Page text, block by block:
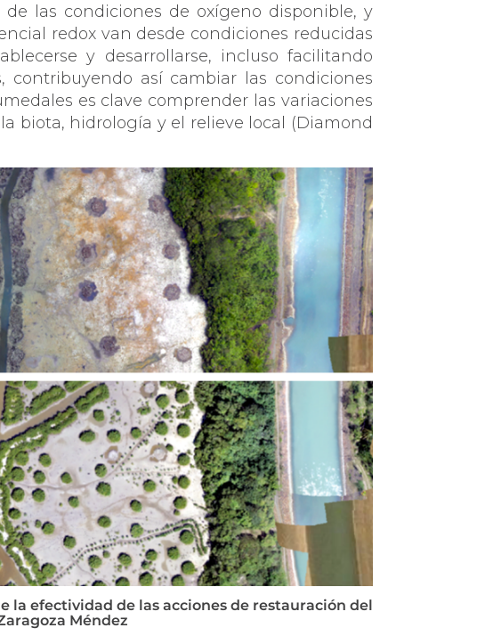
las condiciones de oxígeno disponible, y
redox van desde condiciones reducidas
y desarrollarse, incluso facilitando
así cambiar las condiciones
es clave comprender las variaciones
biota, hidrología y el relieve local (Diamond
la efectividad de las acciones de restauración del
Méndez